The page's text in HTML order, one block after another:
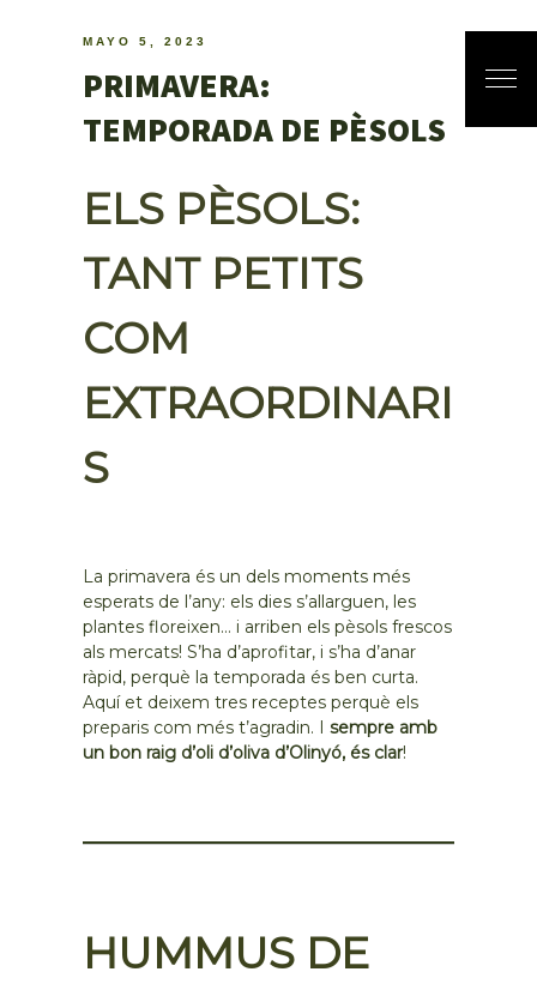
MAYO 5, 2023
PRIMAVERA:
TEMPORADA DE PÈSOLS
ELS PÈSOLS:
TANT PETITS
COM
EXTRAORDINARI
S
La primavera és un dels moments més
esperats de l’any: els dies s’allarguen, les
plantes floreixen… i arriben els pèsols frescos
als mercats! S’ha d’aprofitar, i s’ha d’anar
ràpid, perquè la temporada és ben curta.
Aquí et deixem tres receptes perquè els
preparis com més t’agradin. I sempre amb
un bon raig d’oli d’oliva d’Olinyó, és clar!
HUMMUS DE